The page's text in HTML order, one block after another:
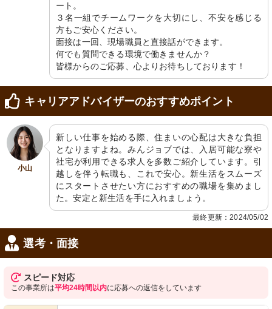
ート。
３名一組でチームワークを大切にし、不安を感じる
方もご安心ください。
面接は一回、現場職員と直接話ができます。
何でも質問できる環境で働きませんか？
皆様からのご応募、心よりお待ちしております！
キャリアアドバイザーのおすすめポイント
小山
新しい仕事を始める際、住まいの心配は大きな負担
となりますよね。みんジョブでは、入居可能な寮や
社宅が利用できる求人を多数ご紹介しています。引
越しを伴う転職も、これで安心。新生活をスムーズ
にスタートさせたい方におすすめの職場を集めまし
た。安定と新生活を手に入れましょう。
最終更新：2024/05/02
選考・面接
スピード対応
この事業所は平均24時間以内に応募への返信をしています